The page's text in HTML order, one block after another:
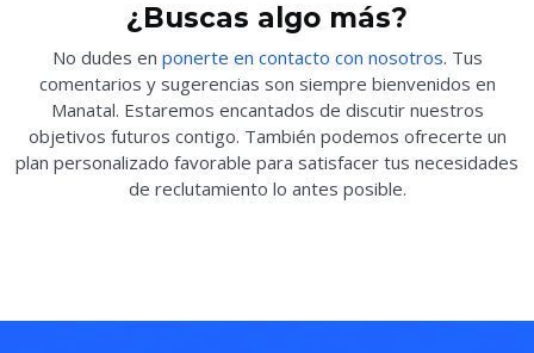
¿Buscas algo más?
No dudes en ponerte en contacto con nosotros. Tus
comentarios y sugerencias son siempre bienvenidos en
Manatal. Estaremos encantados de discutir nuestros
objetivos futuros contigo. También podemos ofrecerte un
plan personalizado favorable para satisfacer tus necesidades
de reclutamiento lo antes posible.